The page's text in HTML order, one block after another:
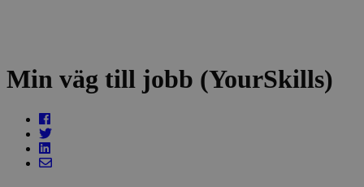
Min väg till jobb (YourSkills)